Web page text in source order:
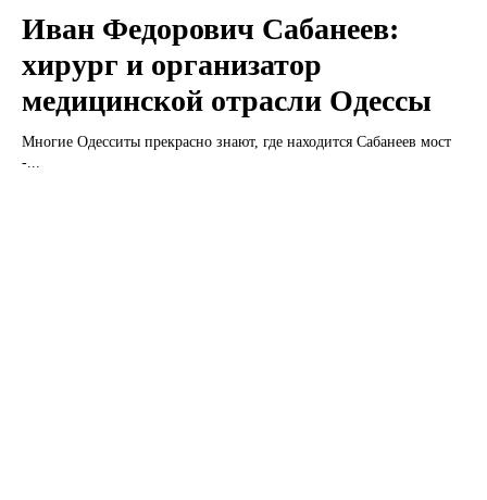
Иван Федорович Сабанеев:
хирург и организатор
медицинской отрасли Одессы
Многие Одесситы прекрасно знают, где находится Сабанеев мост
-...